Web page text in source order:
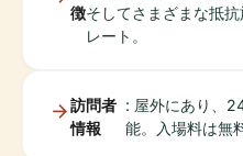
徴そしてさまざまな抵
レート。
訪問者
情報
: 屋外にあり、
能。入場料は無